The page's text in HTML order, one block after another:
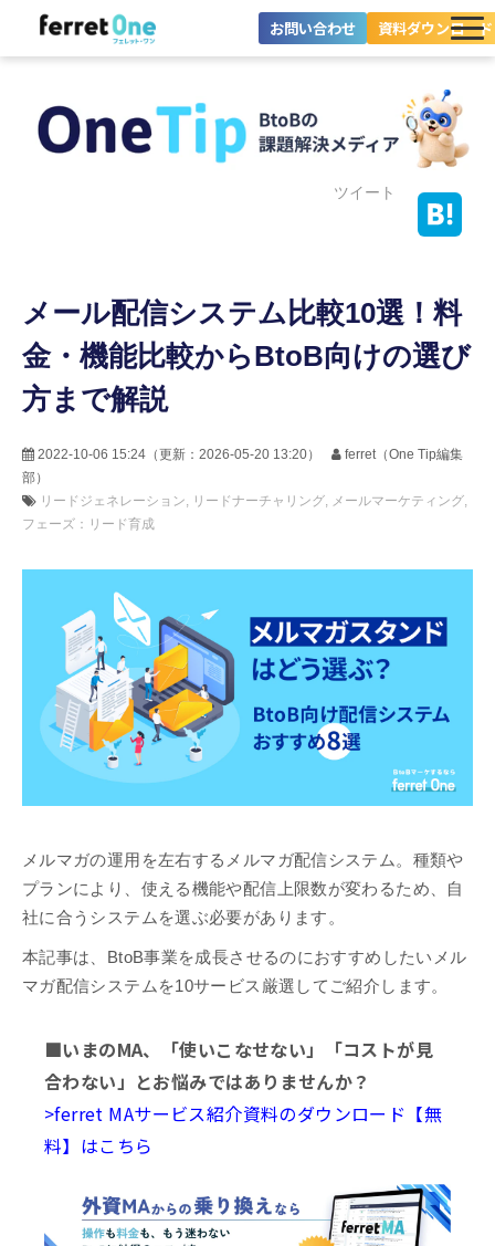
お問い合わせ 資料ダウンロード
ツール・機能一覧
料金プラン
セミナー
ツイート
メール配信システム比較10選！料
金・機能比較からBtoB向けの選び
方まで解説
2022-10-06 15:24 （更新： 2026-05-20 13:20）
ferret（One Tip編集
部）
リードジェネレーション
リードナーチャリング
メールマーケティング
フェーズ：リード育成
メルマガの運用を左右するメルマガ配信システム。種類や
プランにより、使える機能や配信上限数が変わるため、自
社に合うシステムを選ぶ必要があります。
本記事は、BtoB事業を成長させるのにおすすめしたいメル
マガ配信システムを10サービス厳選してご紹介します。
■いまのMA、「使いこなせない」「コストが見
合わない」とお悩みではありませんか？
>ferret MAサービス紹介資料のダウンロード【無
料】はこちら